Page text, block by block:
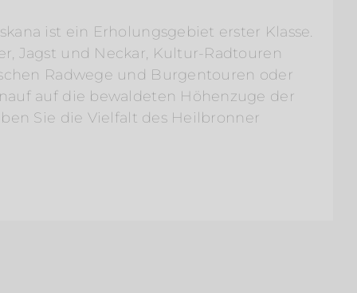
ist ein Erholungsgebiet erster Klasse.
Jagst und Neckar, Kultur-Radtouren
Radwege und Burgentouren oder
auf die bewaldeten Höhenzuge der
Sie die Vielfalt des Heilbronner